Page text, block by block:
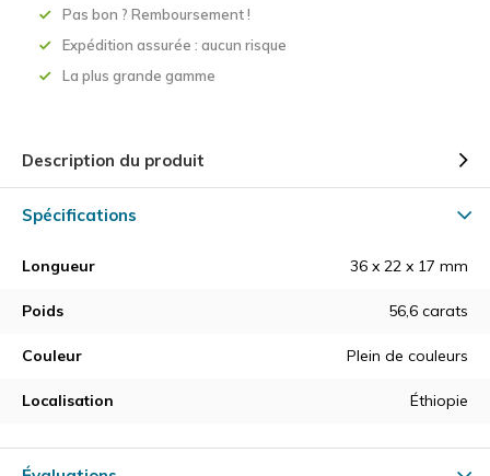
Pas bon ? Remboursement !
Expédition assurée : aucun risque
La plus grande gamme
Description du produit
Spécifications
Longueur 36 x 22 x 17 mm
Poids 56,6 carats
Couleur Plein de couleurs
Localisation Éthiopie